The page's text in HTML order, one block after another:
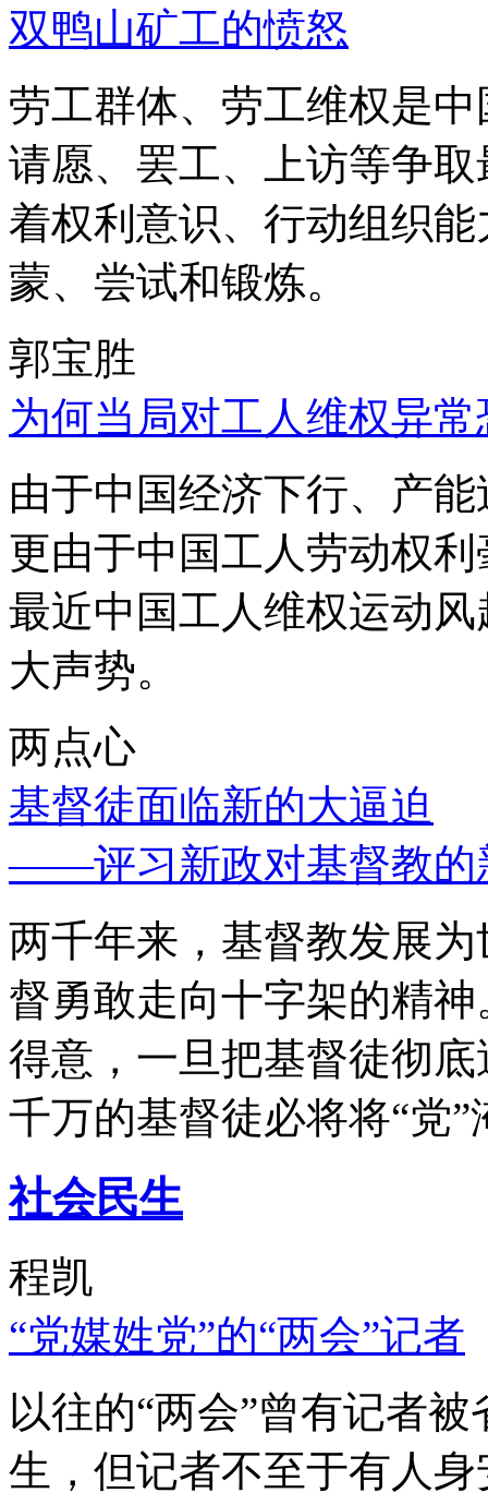
双鸭山矿工的愤怒
劳工群体、劳工维权是
请愿、罢工、上访等争
着权利意识、行动组织
蒙、尝试和锻炼。
郭宝胜
为何当局对工人维权异
由于中国经济下行、产
更由于中国工人劳动权
最近中国工人维权运动
大声势。
两点心
基督徒面临新的大逼迫
——评习新政对基督教的
两千年来，基督教发展
督勇敢走向十字架的精
得意，一旦把基督徒彻
千万的基督徒必将将“党”
社会民生
程凯
“党媒姓党”的“两会”记者
以往的“两会”曾有记者
生，但记者不至于有人